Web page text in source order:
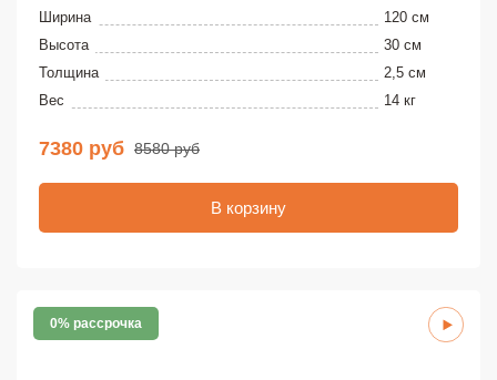
Ширина
120 см
Высота
30 см
Толщина
2,5 см
Вес
14 кг
7380 руб 8580 руб
В корзину
0% рассрочка